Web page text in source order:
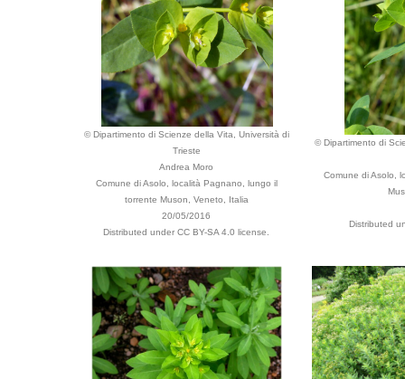
© Dipartimento di Scienze della Vita, Università di
Trieste
Andrea Moro
Comune di Asolo, località Pagnano, lungo il
torrente Muson, Veneto, Italia
20/05/2016
Distributed under CC BY-SA 4.0 license.
© Dipartimento di
Comune di Asolo,
Distributed